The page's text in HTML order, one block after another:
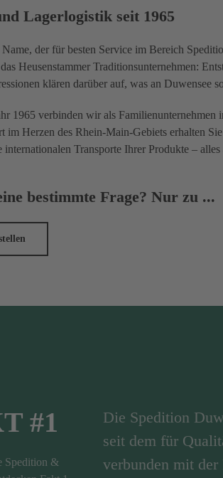
Lagerlogistik seit 1965
der für besten Service im Bereich
Heusenstammer Traditionsunternehmen:
klären darüber auf, was an Duwensee
1965 verbinden wir als
im Herzen des Rhein-Main-Gebiets erhalten
internationalen Transporte Ihrer Produkte –
bestimmte Frage? Nur zu ...
#1
Die Spedition
seit dem für
verbunden mit